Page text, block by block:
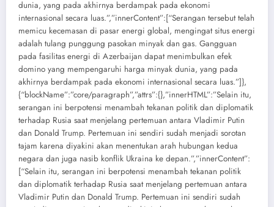
dunia, yang pada akhirnya berdampak pada ekonomi
internasional secara luas.”,”innerContent”:[“Serangan tersebut telah
memicu kecemasan di pasar energi global, mengingat situs energi
adalah tulang punggung pasokan minyak dan gas. Gangguan
pada fasilitas energi di Azerbaijan dapat menimbulkan efek
domino yang mempengaruhi harga minyak dunia, yang pada
akhirnya berdampak pada ekonomi internasional secara luas.”]},
{“blockName”:”core/paragraph”,”attrs”:{},”innerHTML”:”Selain itu,
serangan ini berpotensi menambah tekanan politik dan diplomatik
terhadap Rusia saat menjelang pertemuan antara Vladimir Putin
dan Donald Trump. Pertemuan ini sendiri sudah menjadi sorotan
tajam karena diyakini akan menentukan arah hubungan kedua
negara dan juga nasib konflik Ukraina ke depan.”,”innerContent”:
[“Selain itu, serangan ini berpotensi menambah tekanan politik
dan diplomatik terhadap Rusia saat menjelang pertemuan antara
Vladimir Putin dan Donald Trump. Pertemuan ini sendiri sudah